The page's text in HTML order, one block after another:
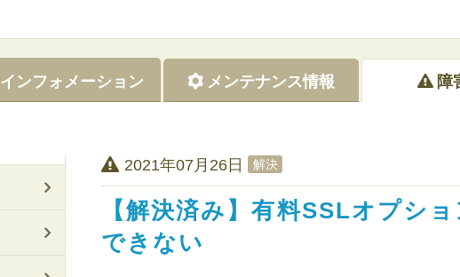
インフォメーション メンテナンス情報 障
2021年07月26日 解決
【解決済み】有料SSLオプシ
できない